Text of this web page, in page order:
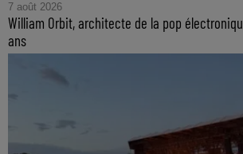
7 août 2026
William Orbit, architecte de la pop
ans